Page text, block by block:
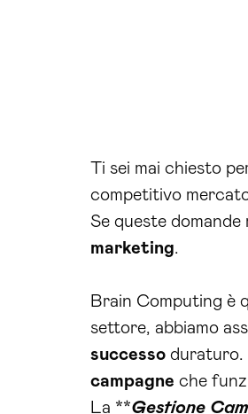
Ti sei mai chiesto
competitivo
Se queste
marketing.
Brain Computing è
settore, abbiamo
successo duraturo.
campagne che
La **Gestione